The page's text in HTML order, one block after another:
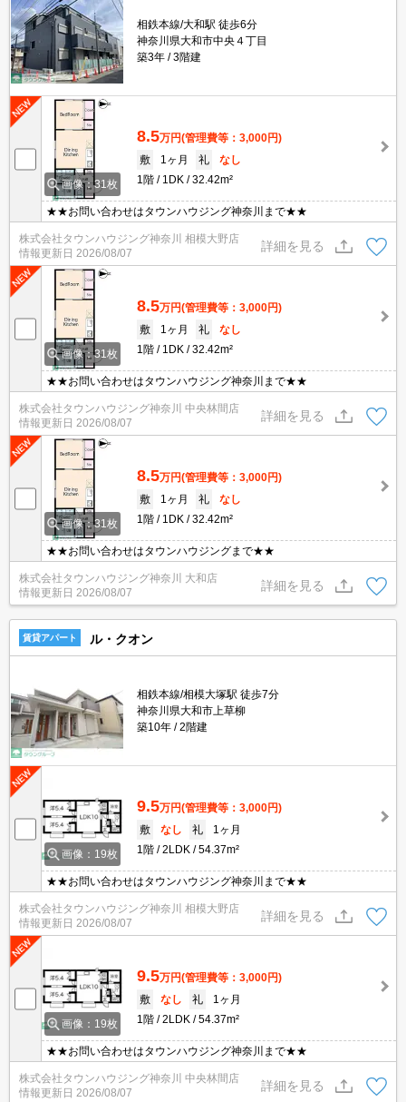
相鉄本線/大和駅 徒歩6分
神奈川県大和市中央４丁目
築3年
3階建
画像：31枚
8.5万円(管理費等：3,000円)
敷
1ヶ月 礼
なし
1階
1DK 32.42m²
★★お問い合わせはタウンハウジング神奈川まで★★
株式会社タウンハウジング神奈川 相模大野店
情報更新日 2026/08/07
詳細を見る
画像：31枚
8.5万円(管理費等：3,000円)
敷
1ヶ月 礼
なし
1階
1DK 32.42m²
★★お問い合わせはタウンハウジング神奈川まで★★
株式会社タウンハウジング神奈川 中央林間店
情報更新日 2026/08/07
詳細を見る
画像：31枚
8.5万円(管理費等：3,000円)
敷
1ヶ月 礼
なし
1階
1DK 32.42m²
★★お問い合わせはタウンハウジングまで★★
株式会社タウンハウジング神奈川 大和店
情報更新日 2026/08/07
詳細を見る
賃貸アパート ル・クオン
相鉄本線/相模大塚駅 徒歩7分
神奈川県大和市上草柳
築10年
2階建
画像：19枚
9.5万円(管理費等：3,000円)
敷
なし 礼
1ヶ月
1階
2LDK 54.37m²
★★お問い合わせはタウンハウジング神奈川まで★★
株式会社タウンハウジング神奈川 相模大野店
情報更新日 2026/08/07
詳細を見る
画像：19枚
9.5万円(管理費等：3,000円)
敷
なし 礼
1ヶ月
1階
2LDK 54.37m²
★★お問い合わせはタウンハウジング神奈川まで★★
株式会社タウンハウジング神奈川 中央林間店
情報更新日 2026/08/07
詳細を見る